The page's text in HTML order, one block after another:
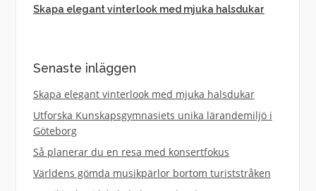
Skapa elegant vinterlook med mjuka halsdukar
Senaste inläggen
Skapa elegant vinterlook med mjuka halsdukar
Utforska Kunskapsgymnasiets unika lärandemiljö i
Göteborg
Så planerar du en resa med konsertfokus
Världens gömda musikpärlor bortom turiststråken